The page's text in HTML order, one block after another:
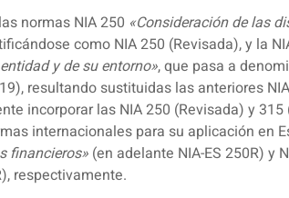
normas NIA 250 «Consideración de las
como NIA 250 (Revisada), y la
y de su entorno», que pasa a
resultando sustituidas las anteriores
incorporar las NIA 250 (Revisada) y
internacionales para su aplicación en
financieros» (en adelante NIA-ES 250R) y
respectivamente.